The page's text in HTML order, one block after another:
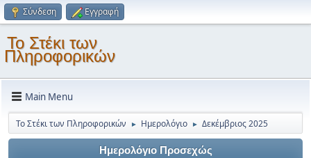
Σύνδεση Εγγραφή
Το Στέκι των
Πληροφορικών
Main Menu
Το Στέκι των Πληροφορικών ► Ημερολόγιο ► Δεκέμβριος 2025
Ημερολόγιο Προσεχώς